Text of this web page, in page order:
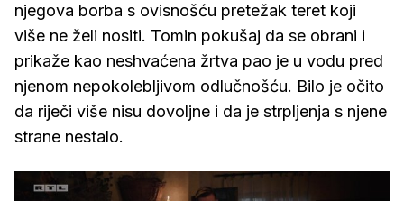
njegova borba s ovisnošću pretežak teret koji
više ne želi nositi. Tomin pokušaj da se obrani i
prikaže kao neshvaćena žrtva pao je u vodu pred
njenom nepokolebljivom odlučnošću. Bilo je očito
da riječi više nisu dovoljne i da je strpljenja s njene
strane nestalo.